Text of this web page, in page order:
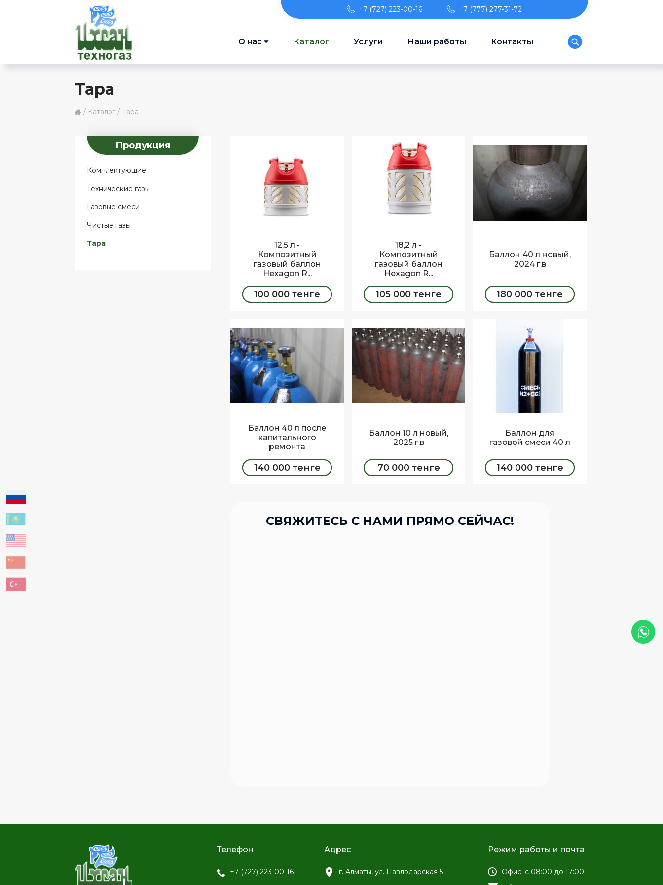
Перейти к основному содержанию +7 (727) 223-00-16 +7 (777) 277-31-72
О нас Каталог Услуги Наши работы Контакты
Тара
Вы здесь
/ Каталог / Тара
Продукция
Комплектующие
Технические газы
Газовые смеси
Чистые газы
Тара
12,5 л -
Композитный
газовый баллон
Hexagon R...
100 000 тенге
ЗАКАЗАТЬ
18,2 л -
Композитный
газовый баллон
Hexagon R...
105 000 тенге
ЗАКАЗАТЬ
Баллон 40 л новый,
2024 г.в
180 000 тенге
ЗАКАЗАТЬ
Баллон 40 л после
капитального
ремонта
140 000 тенге
ЗАКАЗАТЬ
Баллон 10 л новый,
2025 г.в
70 000 тенге
ЗАКАЗАТЬ
Баллон для
газовой смеси 40 л
140 000 тенге
ЗАКАЗАТЬ
СВЯЖИТЕСЬ С НАМИ ПРЯМО СЕЙЧАС!
Телефон
+7 (727) 223-00-16
Адрес
г. Алматы, ул. Павлодарская 5
Режим работы и почта
Офис: с 08:00 до 17:00